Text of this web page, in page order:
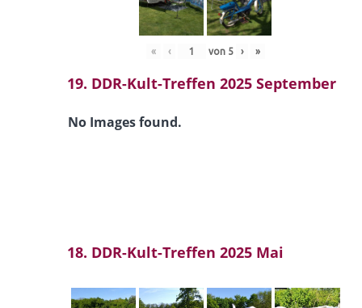
« ‹ von 5 › »
19. DDR-Kult-Treffen 2025 September
No Images found.
18. DDR-Kult-Treffen 2025 Mai